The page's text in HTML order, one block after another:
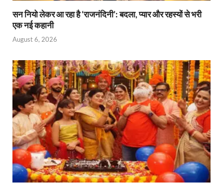
सन नियो लेकर आ रहा है ‘राजनंदिनी’: बदला, प्यार और रहस्यों से भरी
एक नई कहानी
August 6, 2026